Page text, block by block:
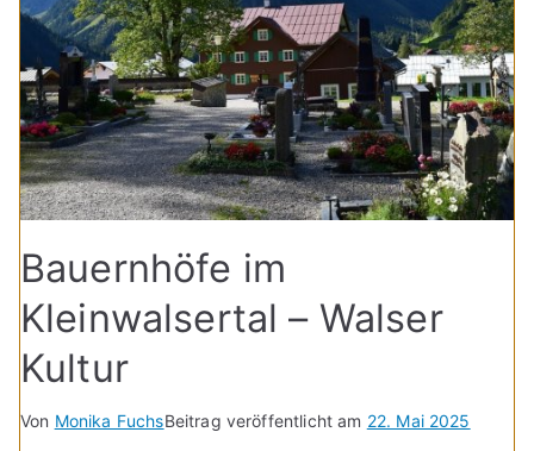
Bauernhöfe im
Kleinwalsertal – Walser
Kultur
Von Monika FuchsBeitrag veröffentlicht am 22. Mai 2025